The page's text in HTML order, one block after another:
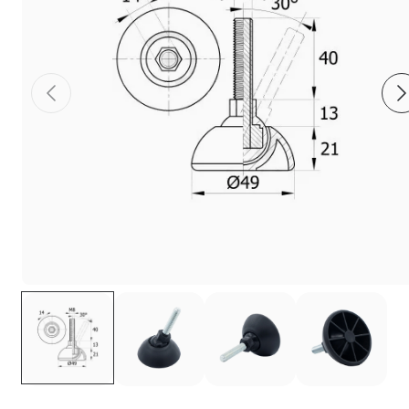
Фиксаторы - барашки
Заглушки для труб с резьбой
Пластиковые спинки и сиденья для
парт
Комплектующие для мебели